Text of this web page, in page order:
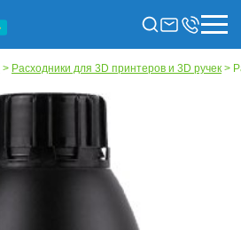
> Расходники для 3D принтеров и 3D ручек >